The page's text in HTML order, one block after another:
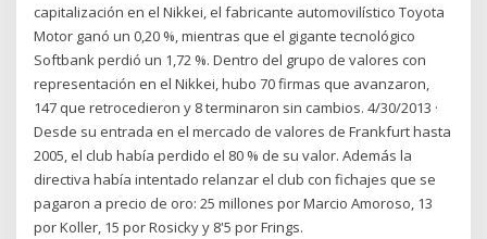
capitalización en el Nikkei, el fabricante automovilístico Toyota
Motor ganó un 0,20 %, mientras que el gigante tecnológico
Softbank perdió un 1,72 %. Dentro del grupo de valores con
representación en el Nikkei, hubo 70 firmas que avanzaron,
147 que retrocedieron y 8 terminaron sin cambios. 4/30/2013 ·
Desde su entrada en el mercado de valores de Frankfurt hasta
2005, el club había perdido el 80 % de su valor. Además la
directiva había intentado relanzar el club con fichajes que se
pagaron a precio de oro: 25 millones por Marcio Amoroso, 13
por Koller, 15 por Rosicky y 8'5 por Frings.